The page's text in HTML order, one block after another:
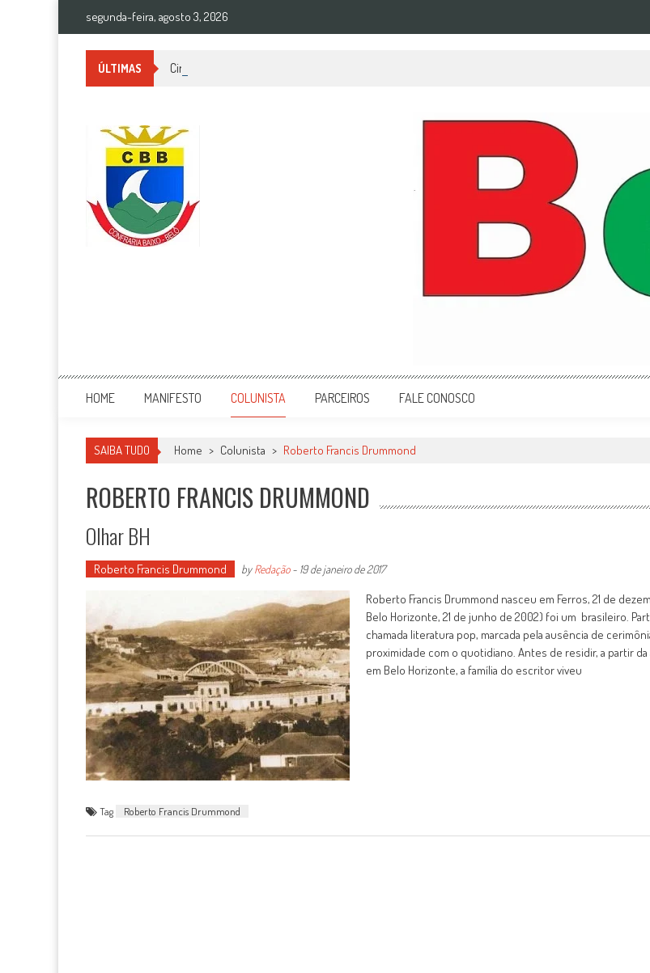
segunda-feira, agosto 3, 2026
ÚLTIMAS Circuito Minas Musical chega a Sabará com show gratuito de Thiago Delegado, Nath Rodrigues e
HOME MANIFESTO COLUNISTA PARCEIROS FALE CONOSCO
SAIBA TUDO Home > Colunista > Roberto Francis Drummond
ROBERTO FRANCIS DRUMMOND
Olhar BH
Roberto Francis Drummond byRedação- 19 de janeiro de 2017
Roberto Francis Drummond nasceu em Ferros, 21 de
Belo Horizonte, 21 de junho de 2002) foi um brasileiro.
chamada literatura pop, marcada pela ausência de
proximidade com o quotidiano. Antes de residir, a partir
em Belo Horizonte, a família do escritor viveu
Tag Roberto Francis Drummond